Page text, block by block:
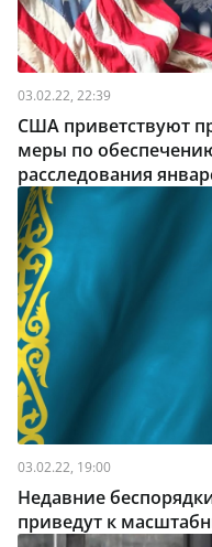
03.02.22, 22:39
США приветствуют
меры по
расследования
03.02.22, 19:00
Недавние
приведут к